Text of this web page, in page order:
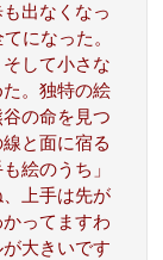
出なくなっ
になった。
して小さな
。独特の絵
の命を見つ
と面に宿る
絵のうち」
上手は先が
ってますわ
大きいです